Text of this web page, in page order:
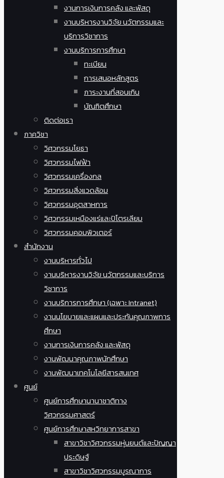
งานการเงินการคลัง และพัสดุ
งานบริหารงานวิจัย นวัตกรรมและ
บริการวิชาการ
งานบริการการศึกษา
ทะเบียน
การเสนอหลักสูตร
ภาระงานที่สอนเกิน
บัณฑิตศึกษา
ติดต่อเรา
ภาควิชา
วิศวกรรมโยธา
วิศวกรรมไฟฟ้า
วิศวกรรมเครื่องกล
วิศวกรรมสิ่งแวดล้อม
วิศวกรรมอุตสาหการ
วิศวกรรมเหมืองแร่และปิโตรเลียม
วิศวกรรมคอมพิวเตอร์
สำนักงาน
งานบริหารทั่วไป
งานบริหารงานวิจัย นวัตกรรมและบริการ
วิชาการ
งานบริการการศึกษา (เฉพาะ Intranet)
งานนโยบายและแผนและประกันคุณภาพการ
ศึกษา
งานการเงินการคลัง และพัสดุ
งานพัฒนาคุณภาพนักศึกษา
งานพัฒนาเทคโนโลยีสารสนเทศ
ศูนย์
ศูนย์การศึกษานานาชาติทาง
วิศวกรรมศาสตร์
ศูนย์การศึกษาสหวิทยาการสาขา
สาขาวิชาวิศวกรรมหุ่นยนต์และปัญญา
ประดิษฐ์
สาขาวิชาวิศวกรรมบูรณาการ